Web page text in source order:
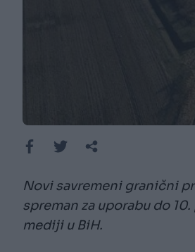
Novi savremeni granični
spreman za uporabu do
mediji u BiH.